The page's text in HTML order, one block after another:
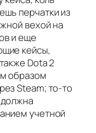
перчатки из
вехой на
и еще
кейсы,
Dota 2
образом
Steam; то-то
учетной